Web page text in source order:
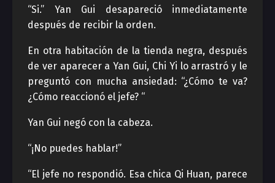
“Si.” Yan Gui desapareció inmediatamente
después de recibir la orden.
En otra habitación de la tienda negra, después
de ver aparecer a Yan Gui, Chi Yi lo arrastró y le
preguntó con mucha ansiedad: “¿Cómo te va?
¿Cómo reaccionó el jefe? “
Yan Gui negó con la cabeza.
“¡No puedes hablar!”
“El jefe no respondió. Esa chica Qi Huan, parece